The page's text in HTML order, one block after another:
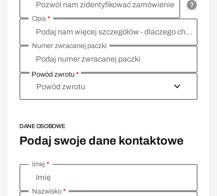
Pozwól nam zidentyfikować zamówienie
Podaj nam więcej szczegółów - dlaczego chcesz zwrócić towar, co jest powodem?
Opis*
Podaj numer zwracanej paczki
Numer zwracanej paczki
Powód zwrotu*
Powód zwrotu
DANE OSOBOWE
Podaj swoje dane kontaktowe
Wprowadź swoje dane osobowe
Imię
Imię*
Nazwisko*